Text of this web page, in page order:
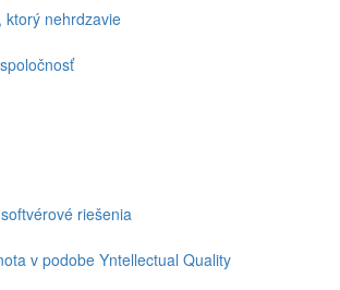
ktorý nehrdzavie
riešenia
v podobe Yntellectual Quality